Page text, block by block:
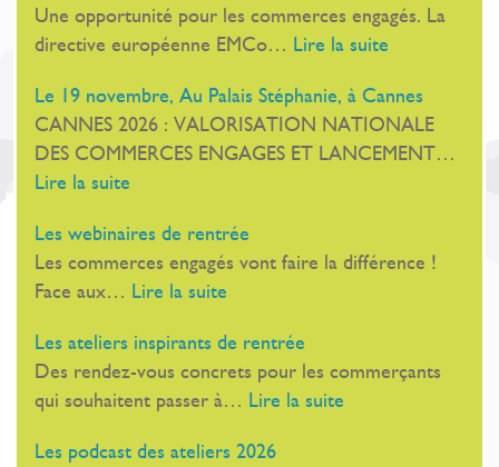
Une opportunité pour les commerces engagés. La
directive européenne EMCo… Lire la suite
nouvelle
directive
européenne
Le 19 novembre, Au Palais Stéphanie, à Cannes
CANNES 2026 : VALORISATION NATIONALE
DES COMMERCES ENGAGES ET LANCEMENT…
Lire la suite
19
novembre,
Au
Stéphanie,
à
Cannes
Les webinaires de rentrée
Les commerces engagés vont faire la différence !
Face aux… Lire la suite
webinaires
de
rentrée
Les ateliers inspirants de rentrée
Des rendez-vous concrets pour les commerçants
qui souhaitent passer à… Lire la suite
Les podcast des ateliers 2026